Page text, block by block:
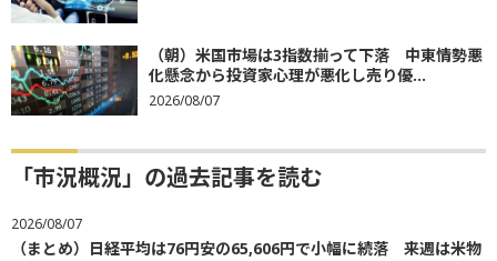
（朝）米国市場は3指数揃って下落 中東情勢悪
化懸念から投資家心理が悪化し売り優...
2026/08/07
「市況概況」の過去記事を読む
2026/08/07
（まとめ）日経平均は76円安の65,606円で小幅に続落 来週は米物